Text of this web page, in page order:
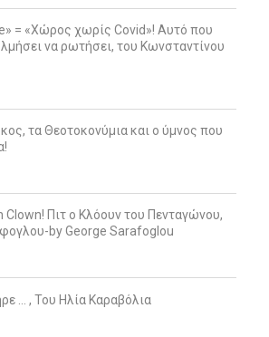
= «Χώρος χωρίς Covid»! Αυτό που
να ρωτήσει, του Κωνσταντίνου
τα Θεοτοκονύμια και ο ύμνος που
Πιτ ο Κλόουν του Πενταγώνου,
by George Sarafoglou
… , Του Ηλία Καραβόλια